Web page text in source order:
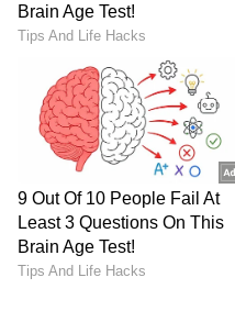
DOWNLOAD APP
RECOMMENDED STORIES